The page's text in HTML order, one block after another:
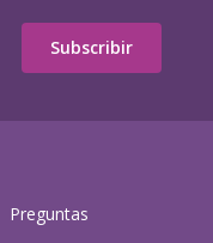
Preguntas
Subscribir